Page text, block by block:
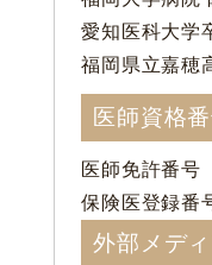
愛知医科大学
福岡県立嘉穂
医師資格
医師免許番
保険医登録
外部メデ